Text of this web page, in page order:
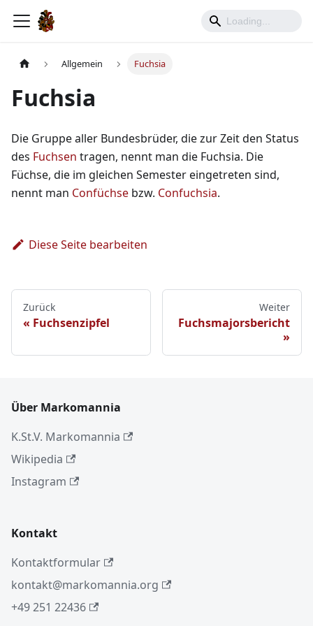
Allgemein Fuchsia
Fuchsia
Die Gruppe aller Bundesbrüder, die zur Zeit den Status
des Fuchsen tragen, nennt man die Fuchsia. Die
Füchse, die im gleichen Semester eingetreten sind,
nennt man Confüchse bzw. Confuchsia.
Diese Seite bearbeiten
Zurück
Fuchsenzipfel
Weiter
Fuchsmajorsbericht
Über Markomannia
K.St.V. Markomannia
Wikipedia
Instagram
Kontakt
Kontaktformular
kontakt@markomannia.org
+49 251 22436